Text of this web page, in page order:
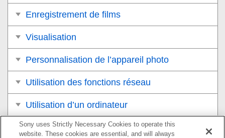
Enregistrement de films
Visualisation
Personnalisation de l’appareil photo
Utilisation des fonctions réseau
Utilisation d’un ordinateur
Liste des éléments du MENU
Sony uses Strictly Necessary Cookies to operate this
website. These cookies are essential, and will always